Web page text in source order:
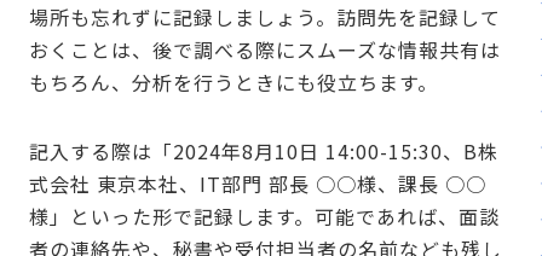
場所も忘れずに記録しましょう。訪問先を記録して
おくことは、後で調べる際にスムーズな情報共有は
もちろん、分析を行うときにも役立ちます。
記入する際は「2024年8月10日 14:00-15:30、B株
式会社 東京本社、IT部門 部長 ○○様、課長 ○○
様」といった形で記録します。可能であれば、面談
者の連絡先や、秘書や受付担当者の名前なども残し